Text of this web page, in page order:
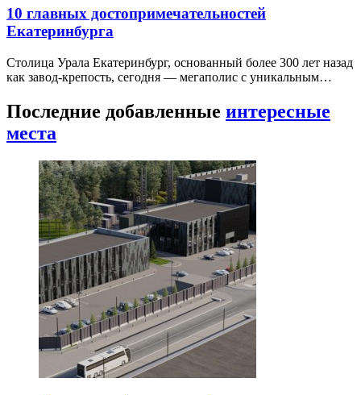
10 главных достопримечательностей
Екатеринбурга
Столица Урала Екатеринбург, основанный более 300 лет назад
как завод-крепость, сегодня — мегаполис с уникальным…
Последние добавленные интересные
места